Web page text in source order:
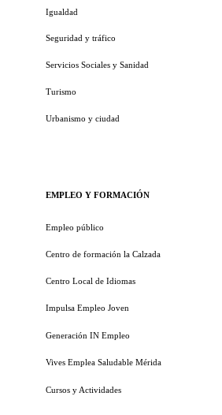
Igualdad
Seguridad y tráfico
Servicios Sociales y Sanidad
Turismo
Urbanismo y ciudad
EMPLEO Y FORMACIÓN
Empleo público
Centro de formación la Calzada
Centro Local de Idiomas
Impulsa Empleo Joven
Generación IN Empleo
Vives Emplea Saludable Mérida
Cursos y Actividades